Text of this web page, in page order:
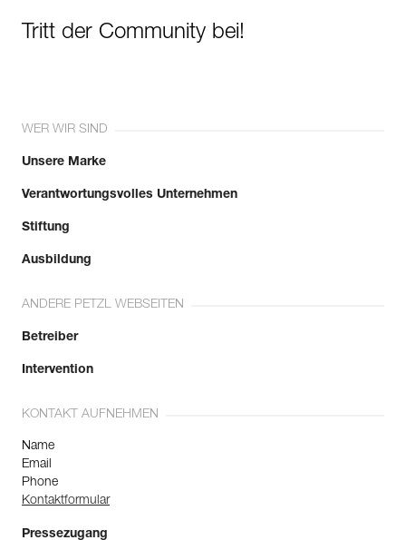
Tritt der Community bei!
WER WIR SIND
Unsere Marke
Verantwortungsvolles Unternehmen
Stiftung
Ausbildung
ANDERE PETZL WEBSEITEN
Betreiber
Intervention
KONTAKT AUFNEHMEN
Name
Email
Phone
Kontaktformular
Pressezugang